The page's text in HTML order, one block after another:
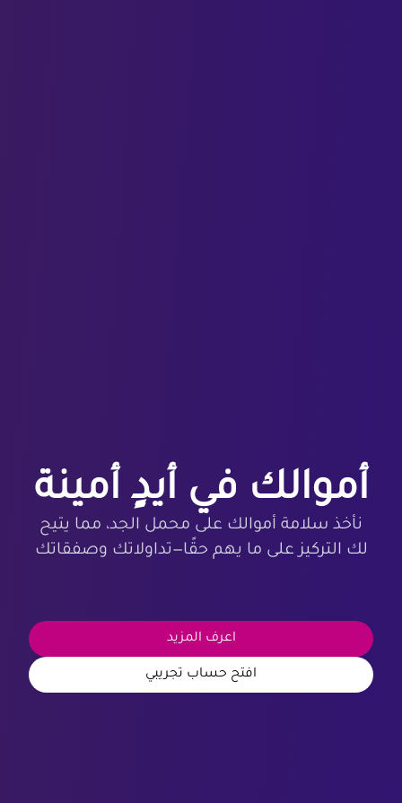
أموالك في أيدٍ أمينة
نأخذ سلامة أموالك على محمل الجد، مما يتيح
لك التركيز على ما يهم حقًا—تداولاتك وصفقاتك
اعرف المزيد
افتح حساب تجريبي